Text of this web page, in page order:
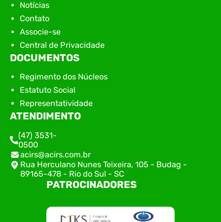
Notícias
Contato
Associe-se
Central de Privacidade
DOCUMENTOS
Regimento dos Núcleos
Estatuto Social
Representatividade
ATENDIMENTO
(47) 3531-
0500
acirs@acirs.com.br
Rua Herculano Nunes Teixeira, 105 - Budag -
89165-478 - Rio do Sul - SC
PATROCINADORES